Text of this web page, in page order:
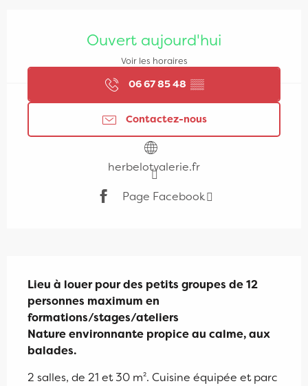
Ouvert aujourd'hui
Voir les horaires
06 67 85 48 ▒▒
Contactez-nous
herbelotvalerie.fr
Page Facebook
Lieu à louer pour des petits groupes de 12
personnes maximum en
formations/stages/ateliers
Nature environnante propice au calme, aux
balades.
2 salles, de 21 et 30 m². Cuisine équipée et parc